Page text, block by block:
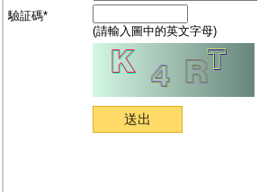
驗証碼*
(請輸入圖中的英文字母)